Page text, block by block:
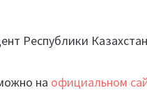
Республики
на официальном